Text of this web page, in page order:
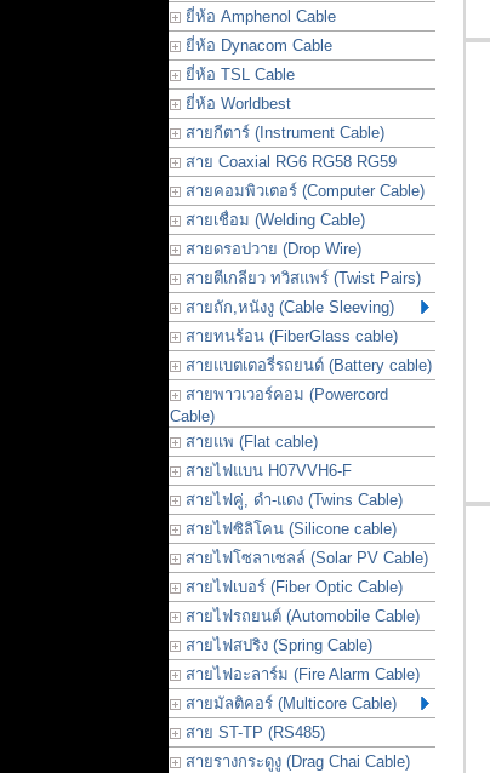
ยี่ห้อ Amphenol Cable
ยี่ห้อ Dynacom Cable
ยี่ห้อ TSL Cable
ยี่ห้อ Worldbest
สายกีตาร์ (Instrument Cable)
สาย Coaxial RG6 RG58 RG59
สายคอมพิวเตอร์ (Computer Cable)
สายเชื่อม (Welding Cable)
สายดรอปวาย (Drop Wire)
สายตีเกลียว ทวิสแพร์ (Twist Pairs)
สายถัก,หนังงู (Cable Sleeving)
สายทนร้อน (FiberGlass cable)
สายแบตเตอรี่รถยนต์ (Battery cable)
สายพาวเวอร์คอม (Powercord
Cable)
สายแพ (Flat cable)
สายไฟแบน H07VVH6-F
สายไฟคู่, ดำ-แดง (Twins Cable)
สายไฟซิลิโคน (Silicone cable)
สายไฟโซลาเซลล์ (Solar PV Cable)
สายไฟเบอร์ (Fiber Optic Cable)
สายไฟรถยนต์ (Automobile Cable)
สายไฟสปริง (Spring Cable)
สายไฟอะลาร์ม (Fire Alarm Cable)
สายมัลติคอร์ (Multicore Cable)
สาย ST-TP (RS485)
สายรางกระดูงู (Drag Chai Cable)